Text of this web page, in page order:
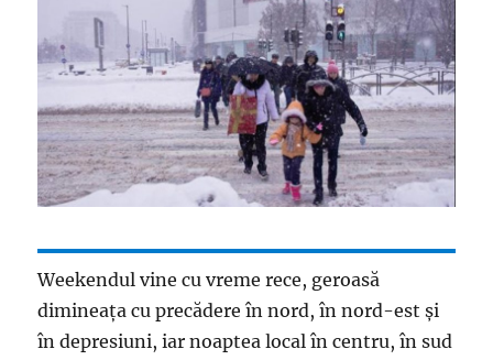
Weekendul vine cu vreme rece, geroasă
dimineața cu precădere în nord, în nord-est și
în depresiuni, iar noaptea local în centru, în sud